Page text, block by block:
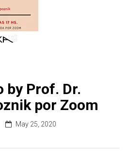
by Prof. Dr.
por Zoom
May 25, 2020